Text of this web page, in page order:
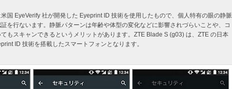
米国 EyeVerify 社が開発した Eyeprint ID 技術を使用したもので、個人特有の眼の静脈
を行ないます。静脈パターンは年齢や体型の変化などに影響されづらいことや、コ
もスキャンできるというメリットがあります。ZTE Blade S (g03) は、ZTE の日本
ID 技術を搭載したスマートフォンとなります。